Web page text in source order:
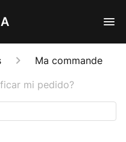
Ma commande
mi pedido?